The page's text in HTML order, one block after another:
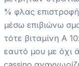
% φλας
μέσω επιβιώνω
τότε βιταμίνη Α
εαυτό μου με όχι